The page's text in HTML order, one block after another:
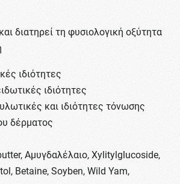
διατηρεί τη φυσιολογική οξύτητα
ιδιότητες
ιδιότητες
και ιδιότητες τόνωσης
δέρματος
Αμυγδαλέλαιο, Xylitylglucoside,
Betaine, Soyben, Wild Yam,